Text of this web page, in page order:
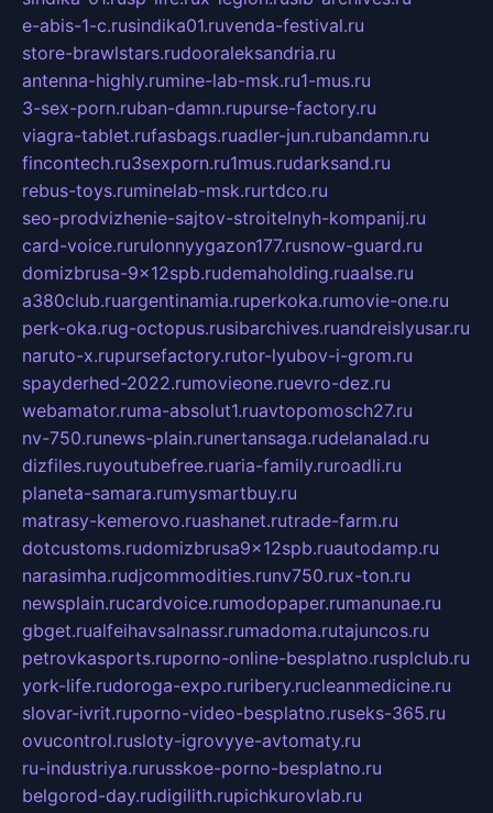
e-abis-1-c.rusindika01.ruvenda-festival.ru
store-brawlstars.rudooraleksandria.ru
antenna-highly.rumine-lab-msk.ru1-mus.ru
3-sex-porn.ruban-damn.rupurse-factory.ru
viagra-tablet.rufasbags.ruadler-jun.rubandamn.ru
fincontech.ru3sexporn.ru1mus.rudarksand.ru
rebus-toys.ruminelab-msk.rurtdco.ru
seo-prodvizhenie-sajtov-stroitelnyh-kompanij.ru
card-voice.rurulonnyygazon177.rusnow-guard.ru
domizbrusa-9x12spb.rudemaholding.ruaalse.ru
a380club.ruargentinamia.ruperkoka.rumovie-one.ru
perk-oka.rug-octopus.rusibarchives.ruandreislyusar.ru
naruto-x.rupursefactory.rutor-lyubov-i-grom.ru
spayderhed-2022.rumovieone.ruevro-dez.ru
webamator.ruma-absolut1.ruavtopomosch27.ru
nv-750.runews-plain.runertansaga.rudelanalad.ru
dizfiles.ruyoutubefree.ruaria-family.ruroadli.ru
planeta-samara.rumysmartbuy.ru
matrasy-kemerovo.ruashanet.rutrade-farm.ru
dotcustoms.rudomizbrusa9x12spb.ruautodamp.ru
narasimha.rudjcommodities.runv750.rux-ton.ru
newsplain.rucardvoice.rumodopaper.rumanunae.ru
gbget.rualfeihavsalnassr.rumadoma.rutajuncos.ru
petrovkasports.ruporno-online-besplatno.rusplclub.ru
york-life.rudoroga-expo.ruribery.rucleanmedicine.ru
slovar-ivrit.ruporno-video-besplatno.ruseks-365.ru
ovucontrol.rusloty-igrovyye-avtomaty.ru
ru-industriya.rurusskoe-porno-besplatno.ru
belgorod-day.rudigilith.rupichkurovlab.ru